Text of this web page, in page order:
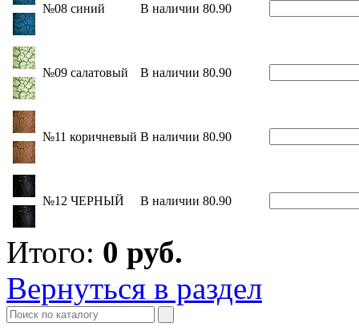
№08 синий В наличии 80.90
№09 салатовый В наличии 80.90
№11 коричневый В наличии 80.90
№12 ЧЕРНЫЙ В наличии 80.90
Итого: 0 руб.
Вернуться в раздел